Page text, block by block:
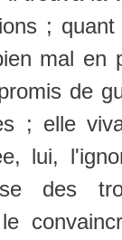
;
mal en
de
; elle
lui,
des